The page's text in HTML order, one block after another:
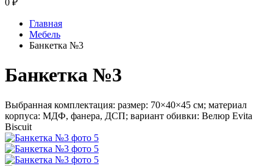
0 ₽
Главная
Мебель
Банкетка №3
Банкетка №3
Выбранная комплектация: размер: 70×40×45 см; материал
корпуса: МДФ, фанера, ДСП; вариант обивки: Велюр Evita
Biscuit